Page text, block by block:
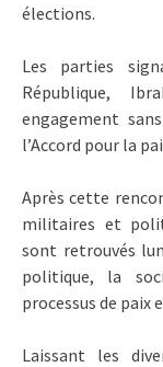
élections.
Les parties
République,
engagement
l’Accord pour la
Après cette
militaires et
sont retrouvés
politique, la
processus de paix
Laissant les